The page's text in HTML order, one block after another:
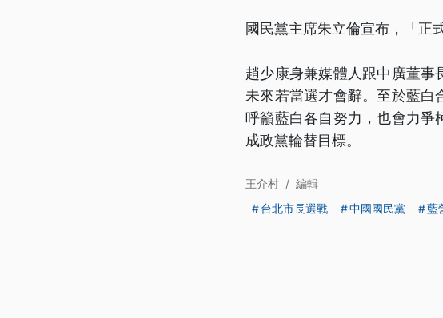
國民黨主席朱立倫宣布，「正
趙少康身兼媒體人跟中廣董事
未來若當選才會辭。至於藍白
呼籲藍白各自努力，也會力爭
成政黨輪替目標。
王介村 / 編輯
台北市長選戰
中國國民黨 藍